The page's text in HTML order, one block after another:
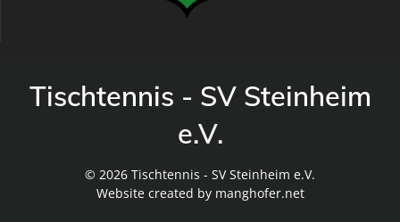
Tischtennis - SV Steinheim
e.V.
© 2026 Tischtennis - SV Steinheim e.V.
Website created by manghofer.net